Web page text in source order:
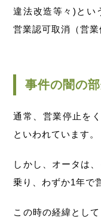
違法改造等々)とい
営業認可取消（営業
事件の闇の
通常、営業停止を
といわれています。
しかし、オータは
乗り、わずか1年で
この時の経緯とし